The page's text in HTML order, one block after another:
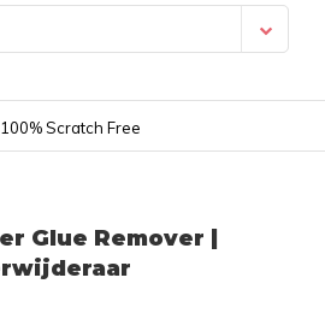
100% Scratch Free
Glue Remover |